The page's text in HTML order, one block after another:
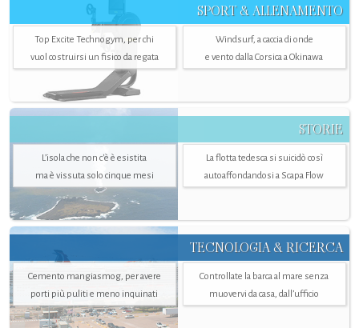
SPORT & ALLENAMENTO
Top Excite Technogym, per chi
vuol costruirsi un fisico da regata
Windsurf, a caccia di onde
e vento dalla Corsica a Okinawa
STORIE
L’isola che non c'è è esistita
ma è vissuta solo cinque mesi
La flotta tedesca si suicidò così
autoaffondandosi a Scapa Flow
TECNOLOGIA & RICERCA
Cemento mangiasmog, per avere
porti più puliti e meno inquinati
Controllate la barca al mare senza
muovervi da casa, dall’ufficio